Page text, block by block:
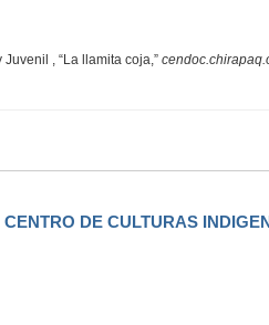
, “La llamita coja,”
DE CULTURAS